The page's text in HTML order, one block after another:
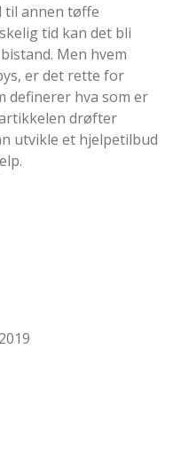
til annen tøffe
tid kan det bli
Men hvem
er det rette for
definerer hva som er
drøfter
utvikle et hjelpetilbud